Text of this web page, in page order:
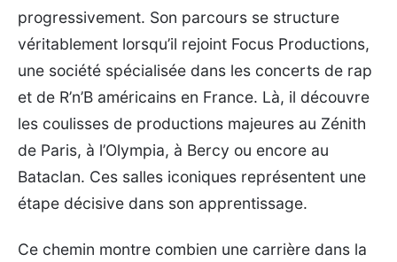
progressivement. Son parcours se structure
véritablement lorsqu’il rejoint Focus Productions,
une société spécialisée dans les concerts de rap
et de R’n’B américains en France. Là, il découvre
les coulisses de productions majeures au Zénith
de Paris, à l’Olympia, à Bercy ou encore au
Bataclan. Ces salles iconiques représentent une
étape décisive dans son apprentissage.
Ce chemin montre combien une carrière dans la